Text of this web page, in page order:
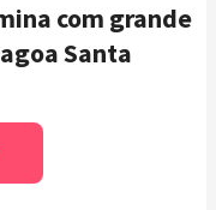
com grande
Santa